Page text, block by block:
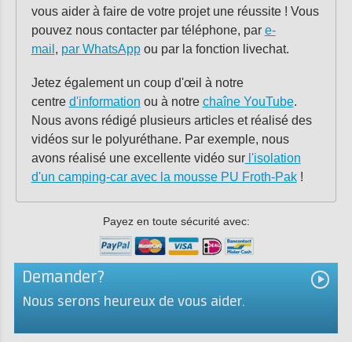
vous aider à faire de votre projet une réussite ! Vous
pouvez nous contacter par téléphone, par e-
mail , par WhatsAppou par la fonction livechat.
Jetez également un coup d'œil à notre
centre d'information ou à notre chaîne YouTube.
Nous avons rédigé plusieurs articles et réalisé des
vidéos sur le polyuréthane. Par exemple, nous
avons réalisé une excellente vidéo surl'isolation
d'un camping-car avec la mousse PU Froth-Pak!
Payez en toute sécurité avec:
Demander?
Nous serons heureux de vous aider.